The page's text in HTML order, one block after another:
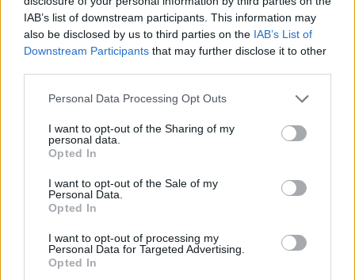
IAB’s list of downstream participants. This information may
also be disclosed by us to third parties on the IAB’s List of
Downstream Participants that may further disclose it to other
Please note that this website/app uses one or more Google
not limited to your visit or usage behaviour. You may click to
grant or deny consent to Google and its third-party tags to
use your data for below specified purposes in below Google
consent section.
Personal Data Processing Opt Outs
I want to opt-out of the Sharing of my
personal data.
Opted In
I want to opt-out of the Sale of my
Personal Data.
Opted In
I want to opt-out of processing my
Personal Data for Targeted Advertising.
Opted In
Meccs Center
Paris Saint-Germainvs
Manchester United
Nya Ullevi, Göteborg
2026-08-08 17:00
Leeds UnitedvsManchester United